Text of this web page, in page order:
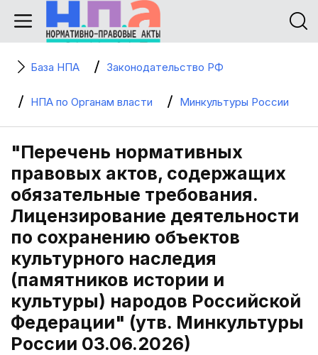
База НПА Законодательство РФ
НПА по Органам власти Минкультуры России
"Перечень нормативных
правовых актов, содержащих
обязательные требования.
Лицензирование деятельности
по сохранению объектов
культурного наследия
(памятников истории и
культуры) народов Российской
Федерации" (утв. Минкультуры
России 03.06.2026)